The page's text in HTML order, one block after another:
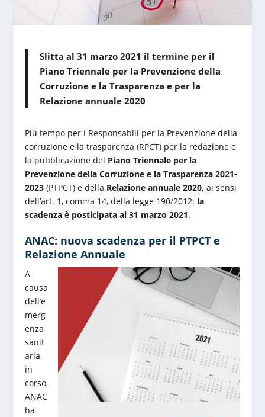
Slitta al 31 marzo 2021 il termine per il
Piano Triennale per la Prevenzione della
Corruzione e la Trasparenza e per la
Relazione annuale 2020
Più tempo per i Responsabili per la Prevenzione della
corruzione e la trasparenza (RPCT) per la redazione e
la pubblicazione del Piano Triennale per la
Prevenzione della Corruzione e la Trasparenza 2021-
2023 (PTPCT) e della Relazione annuale 2020,ai sensi
dell’art. 1, comma 14, della legge 190/2012: la
scadenza è posticipata al 31 marzo 2021.
ANAC: nuova scadenza per il PTPCT e
Relazione Annuale
A
causa
dell’e
merg
enza
sanit
aria
in
corso,
ANAC
ha